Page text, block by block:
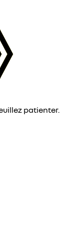
patienter.